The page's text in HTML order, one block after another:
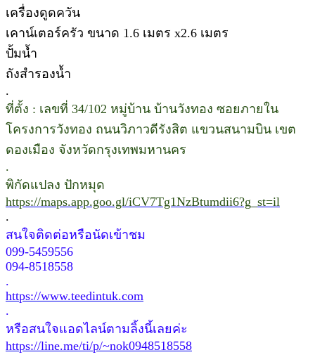
เครื่องดูดควัน
เคาน์เตอร์ครัว ขนาด 1.6 เมตร x2.6 เมตร
ปั้มน้ำ
ถังสำรองน้ำ
.
ที่ตั้ง : เลขที่ 34/102 หมู่บ้าน บ้านวังทอง ซอยภายใน
โครงการวังทอง ถนนวิภาวดีรังสิต แขวนสนามบิน เขต
ดองเมือง จังหวัดกรุงเทพมหานคร
.
พิกัดแปลง ปักหมุด
https://maps.app.goo.gl/iCV7Tg1NzBtumdii6?g_st=il
.
สนใจติดต่อหรือนัดเข้าชม
099-5459556
094-8518558
.
https://www.teedintuk.com
.
หรือสนใจแอดไลน์ตามลิ้งนี้เลยค่ะ
https://line.me/ti/p/~nok0948518558